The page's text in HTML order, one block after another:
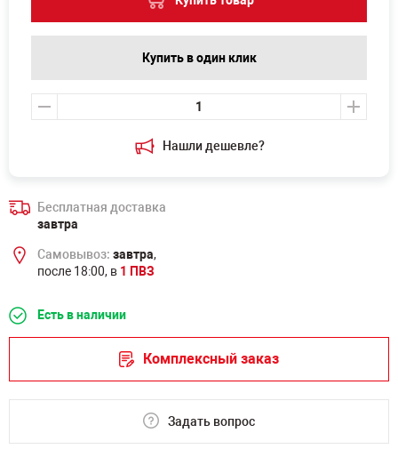
Нашли дешевле?
Купить в один клик
Бесплатная доставка
завтра
Самовывоз: завтра,
после 18:00, в 1 ПВЗ
Есть в наличии
Комплексный заказ
Задать вопрос